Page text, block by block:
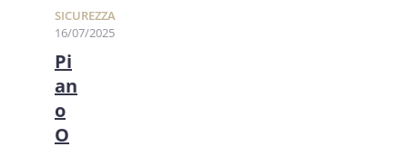
SICUREZZA
16/07/2025
Pi
an
o
O